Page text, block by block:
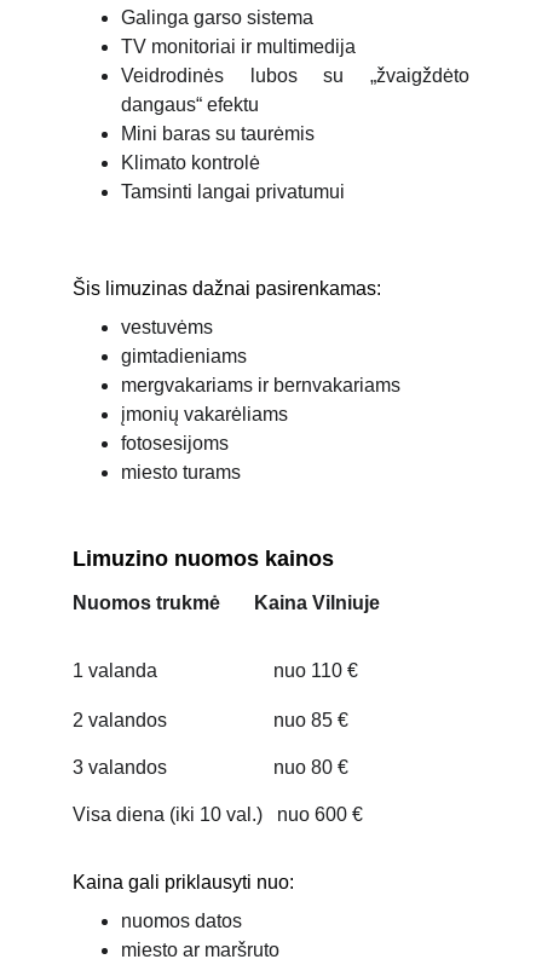
Galinga garso sistema
TV monitoriai ir multimedija
Veidrodinės lubos su „žvaigždėto
dangaus“ efektu
Mini baras su taurėmis
Klimato kontrolė
Tamsinti langai privatumui
Šis limuzinas dažnai pasirenkamas:
vestuvėms
gimtadieniams
mergvakariams ir bernvakariams
įmonių vakarėliams
fotosesijoms
miesto turams
Limuzino nuomos kainos
Nuomos trukmė Kaina Vilniuje
1 valanda nuo 110 €
2 valandos nuo 85 €
3 valandos nuo 80 €
Visa diena (iki 10 val.) nuo 600 €
Kaina gali priklausyti nuo:
nuomos datos
miesto ar maršruto